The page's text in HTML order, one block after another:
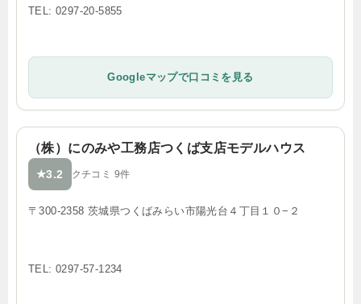
TEL: 0297-20-5855
Googleマップで口コミを見る
（株）にのみや工務店つくば支店モデルハウス
★3.2 クチコミ 9件
〒300-2358 茨城県つくばみらい市陽光台４丁目１０−２
TEL: 0297-57-1234